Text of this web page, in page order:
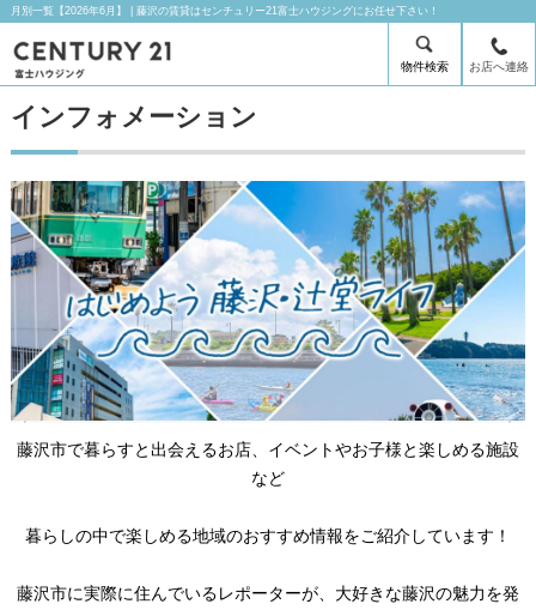
月別一覧【2026年6月】 | 藤沢の賃貸はセンチュリー21富士ハウジングにお任せ下さい！
物件検索 お店へ連絡
インフォメーション
藤沢市で暮らすと出会えるお店、イベントやお子様と楽しめる施設
など
暮らしの中で楽しめる地域のおすすめ情報をご紹介しています！
藤沢市に実際に住んでいるレポーターが、大好きな藤沢の魅力を発